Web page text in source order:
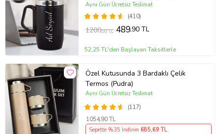
(410)
Aynı Gün Ücretsiz Teslimat
1200,00 TL 489,90 TL
52,25 TL'den Başlayan Taksitlerle
Özel Kutusunda 3 Bardaklı Çelik
Termos (Pudra)
(117)
Aynı Gün Ücretsiz Teslimat
1054,90 TL
Sepette %35 İndirim 685,69 TL